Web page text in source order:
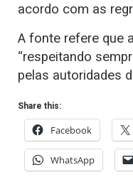
acordo com as
A fonte refere que
“respeitando
pelas autoridades
Share this:
Facebook
WhatsApp